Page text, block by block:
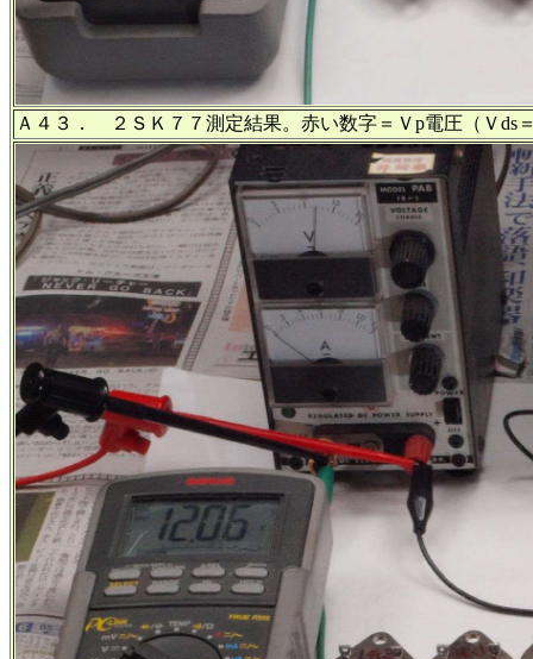
Ａ４３． ２ＳＫ７７測定結果。赤い数字＝Ｖp電圧（Ｖds